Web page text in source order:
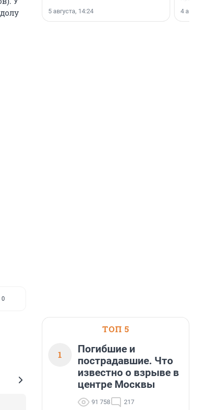
0
5 августа, 14:24
4
ТОП 5
1
Погибшие и
пострадавшие. Что
известно о взрыве в
центре Москвы
91 758 217